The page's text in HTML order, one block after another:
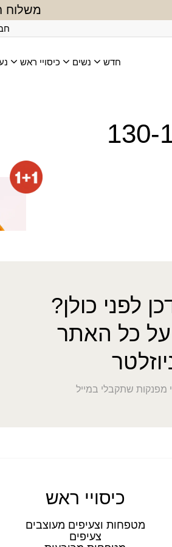
משלוח
חדש נשים כיסויי ראש
130-
לפני כולן?
על כל האתר
מפנקות שתקבלי במייל
כיסויי ראש
מטפחות וצעיפים מעוצבים
צעיפים